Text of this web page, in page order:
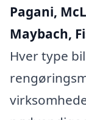
Pagani,
Maybach,
Hver type